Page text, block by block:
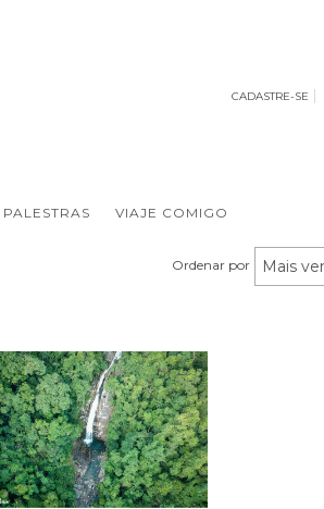
CADASTRE-SE
PALESTRAS VIAJE COMIGO
Ordenar por